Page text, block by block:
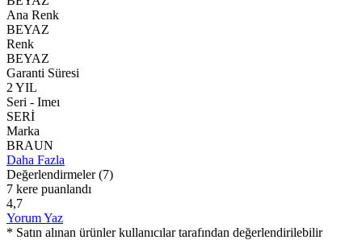
Ana Renk
BEYAZ
Renk
BEYAZ
Garanti Süresi
2 YIL
Seri - Imeı
SERİ
Marka
BRAUN
Daha Fazla
Değerlendirmeler (7)
7 kere puanlandı
4,7
Yorum Yaz
* Satın alınan ürünler kullanıcılar tarafından değerlendirilebilir